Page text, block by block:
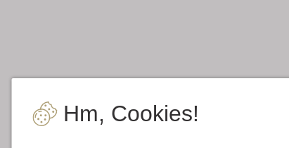
Hm, Cookies!